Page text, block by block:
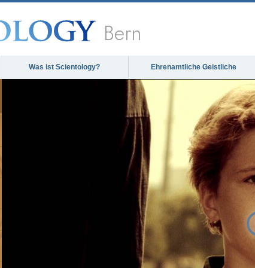
Bern
Was ist Scientology? Ehrenamtliche Geistliche